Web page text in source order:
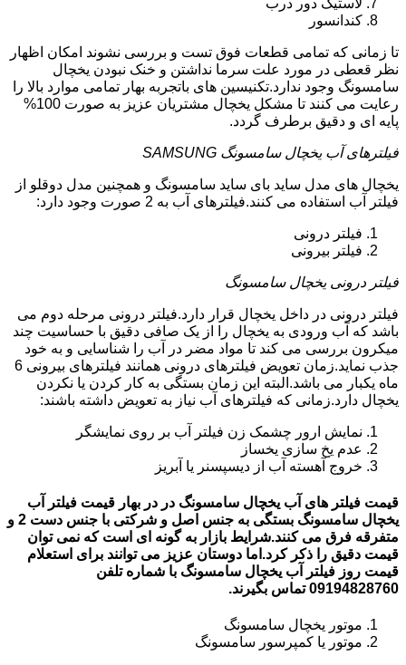
کندانسور
تا زمانی که تمامی قطعات فوق تست و بررسی نشوند امکان اظهار
نظر قعطی در مورد علت سرما نداشتن و خنک نبودن یخچال
سامسونگ وجود ندارد.تکنیسین های باتجربه بهار تمامی موارد بالا را
رعایت می کنند تا مشکل یخچال مشتریان عزیز به صورت 100%
پایه ای و دقیق برطرف گردد.
فیلترهای آب یخچال سامسونگ SAMSUNG
یخچال های مدل ساید بای ساید سامسونگ و همچنین مدل دوقلو از
فیلتر آب استفاده می کنند.فیلترهای آب به 2 صورت وجود دارد:
فیلتر درونی
فیلتر بیرونی
فیلتر درونی یخچال سامسونگ
فیلتر درونی در داخل یخچال قرار دارد.فیلتر درونی مرحله دوم می
باشد که آب ورودی به یخچال را از یک صافی دقیق با حساسیت چند
میکرون بررسی می کند تا مواد مضر در آب را شناسایی و به خود
جذب نماید.زمان تعویض فیلترهای درونی همانند فیلترهای بیرونی 6
ماه یکبار می باشد.البته این زمان بستگی به کار کردن یا نکردن
یخچال دارد.زمانی که فیلترهای آب نیاز به تعویض داشته باشند:
نمایش ارور چشمک زن فیلتر آب بر روی نمایشگر
عدم یخ سازی یخساز
خروج آهسته آب از دیسپسنر یا آبریز
قیمت فیلتر های آب یخچال سامسونگ در در بهار قیمت فیلتر آب
یخچال سامسونگ بستگی به جنس اصل و شرکتی با جنس دست 2 و
متفرقه فرق می کنند.شرایط بازار به گونه ای است که نمی توان
قیمت دقیق را ذکر کرد.اما دوستان عزیز می توانند برای استعلام
قیمت روز فیلتر آب یخچال سامسونگ با شماره تلفن
09194828760 تماس بگیرند.
موتور یخچال سامسونگ
موتور یا کمپرسور سامسونگ